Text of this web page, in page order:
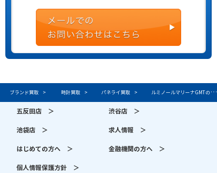
ブランド買取 時計買取 パネライ買取 ルミノールマリーナGMTの買取
五反田店 ＞ 渋谷店 ＞
池袋店 ＞ 求人情報 ＞
はじめての方へ ＞ 金融機関の方へ ＞
個人情報保護方針 ＞